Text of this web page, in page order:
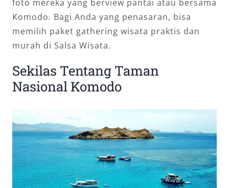
foto mereka yang berview pantai atau bersama
Komodo. Bagi Anda yang penasaran, bisa
memilih paket gathering wisata praktis dan
murah di Salsa Wisata.
Sekilas Tentang Taman
Nasional Komodo